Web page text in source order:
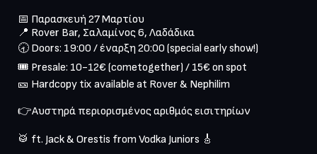
📅 Παρασκευή 27 Μαρτίου
📍 Rover Bar, Σαλαμίνος 6, Λαδάδικα
🕣 Doors: 19:00 / έναρξη 20:00 (special early show!)
🎟️ Presale: 10-12€ (cometogether) / 15€ on spot
🎫 Hardcopy tix available at Rover & Nephilim
👉Αυστηρά περιορισμένος αριθμός εισιτηρίων
🥁 ft. Jack & Orestis from Vodka Juniors 🎸